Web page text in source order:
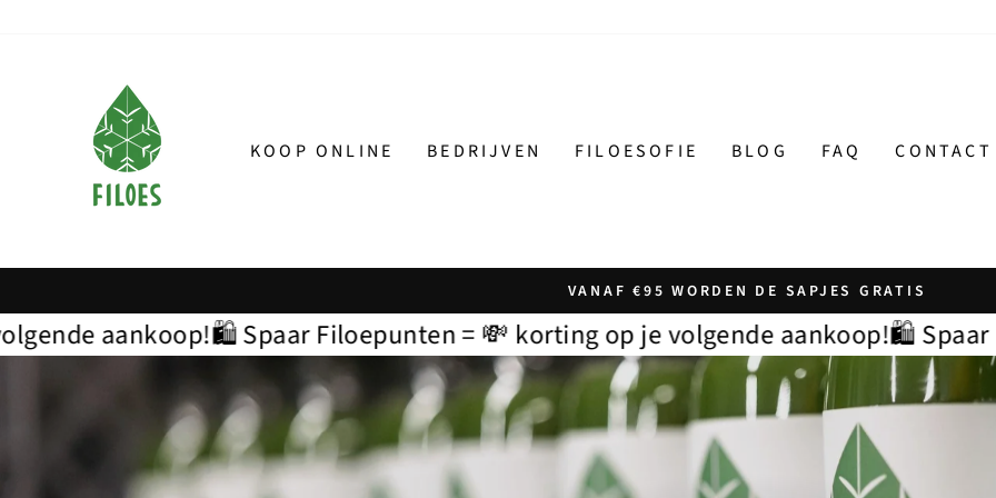
KOOP ONLINE BEDRIJVEN FILOESOFIE BLOG FAQ CONTACT
VANAF €95 WORDEN DE SAPJES GRATIS
Filoepunten = 💸 korting op je volgende aankoop!🛍️ Spaar Filoepunten = 💸